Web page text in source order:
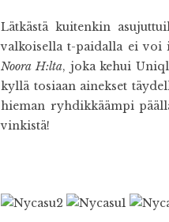
Lätkästä kuitenkin
valkoisella t-paidalla ei voi
Noora H:lta, joka kehui
kyllä tosiaan ainekset
hieman ryhdikkäämpi
vinkistä!